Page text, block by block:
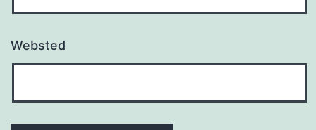
Websted